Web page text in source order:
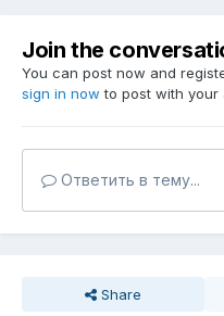
Join the
You can post now and
sign in now to post with your
Ответить в тему...
Share